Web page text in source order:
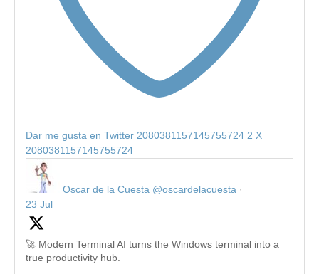
Dar me gusta en Twitter 2080381157145755724 2 X
2080381157145755724
Oscar de la Cuesta @oscardelacuesta ·
23 Jul
🚀 Modern Terminal AI turns the Windows terminal into a
true productivity hub.